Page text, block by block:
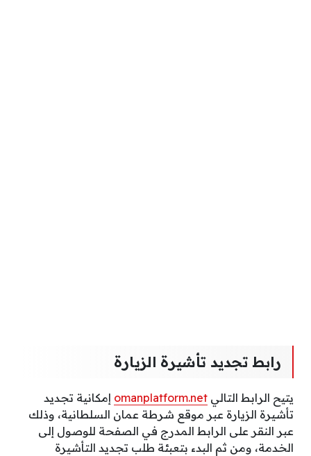
رابط تجديد تأشيرة الزيارة
يتيح الرابط التالي omanplatform.net إمكانية تجديد
تأشيرة الزيارة عبر موقع شرطة عمان السلطانية، وذلك
عبر النقر على الرابط المدرج في الصفحة للوصول إلى
الخدمة، ومن ثم البدء بتعبئة طلب تجديد التأشيرة